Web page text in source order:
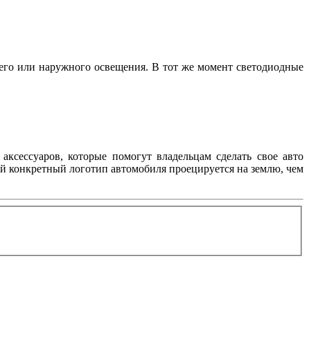
или наружного освещения. В тот же момент светодиодные
которые помогут владельцам сделать свое авто
логотип автомобиля проецируется на землю, чем